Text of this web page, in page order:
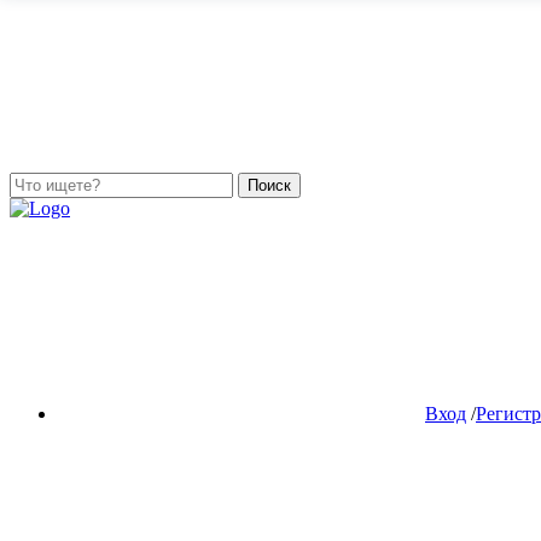
Поиск
Вход /